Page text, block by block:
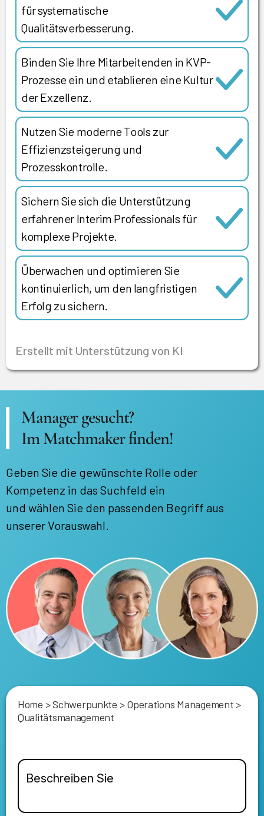
für systematische
Qualitätsverbesserung.
Binden Sie Ihre Mitarbeitenden in KVP-
Prozesse ein und etablieren eine Kultur
der Exzellenz.
Nutzen Sie moderne Tools zur
Effizienzsteigerung und
Prozesskontrolle.
Sichern Sie sich die Unterstützung
erfahrener Interim Professionals für
komplexe Projekte.
Überwachen und optimieren Sie
kontinuierlich, um den langfristigen
Erfolg zu sichern.
Erstellt mit Unterstützung von KI
Manager gesucht?
Im Matchmaker finden!
Geben Sie die gewünschte Rolle oder
Kompetenz in das Suchfeld ein
und wählen Sie den passenden Begriff aus
unserer Vorauswahl.
Home >Schwerpunkte >Operations Management >
Qualitätsmanagement